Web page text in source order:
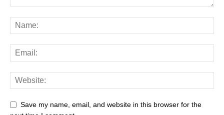
Save my name, email, and website in this browser for the